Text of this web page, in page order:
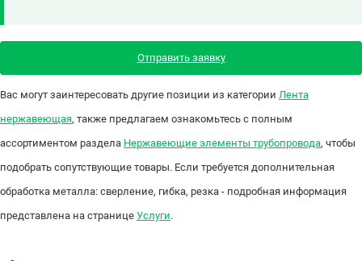
Отправить заявку
Вас могут заинтересовать другие позиции из категории Лента
нержавеющая, также предлагаем ознакомьтесь с полным
ассортиментом раздела Нержавеющие элементы трубопровода, чтобы
подобрать сопутствующие товары. Если требуется дополнительная
обработка металла: сверление, гибка, резка - подробная информация
представлена на странице Услуги.